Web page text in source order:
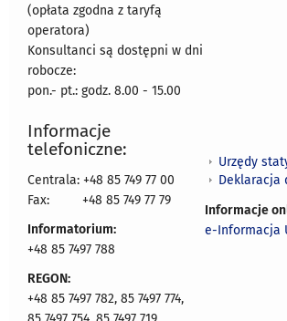
(opłata zgodna z taryfą
operatora)
Konsultanci są dostępni w dni
robocze:
pon.- pt.: godz. 8.00 - 15.00
Informacje
telefoniczne:
Centrala: +48 85 749 77 00
Fax:
+48 85 749 77 79
Informatorium:
+48 85 7497 788
REGON:
+48 85 7497 782, 85 7497 774,
Urzędy
Deklaracja
Informacje
e-Informacja